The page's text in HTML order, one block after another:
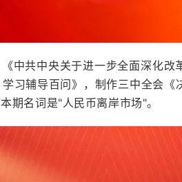
中共中央关于进一步全面深化改
习辅导百问》，制作三中全会《
期名词是"人民币离岸市场"。